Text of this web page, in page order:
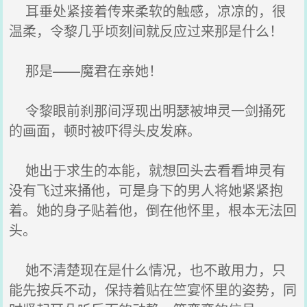
耳垂处紧接着传来柔软的触感，凉凉的，很
温柔，令黎几乎顷刻间就反应过来那是什么！
那是——魔君在亲她！
令黎眼前刹那间浮现出明瑟被坤灵一剑捅死
的画面，顿时被吓得头皮发麻。
她出于求生的本能，就想回头去看看坤灵有
没有飞过来捅他，可是身下的男人将她紧紧抱
着。她的身子贴着他，倒在他怀里，根本无法回
头。
她不清楚现在是什么情况，也不敢用力，只
能先按兵不动，保持着贴在竺宴怀里的姿势，同